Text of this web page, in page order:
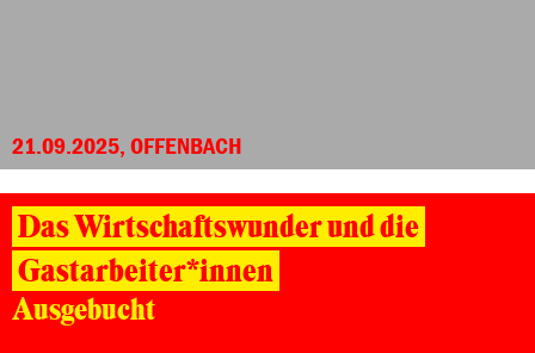
21.09.2025, OFFENBACH
Das Wirtschaftswunder und die
Gastarbeiter*innen
Ausgebucht